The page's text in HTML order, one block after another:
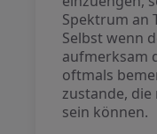
Spektrum an
Selbst wenn
aufmerksam
oftmals
zustande,
sein können.